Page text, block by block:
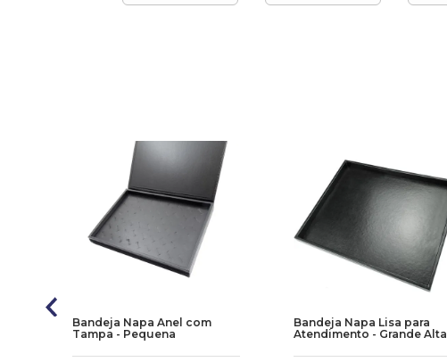
Bandeja Napa Anel com
Tampa - Pequena
Bandeja Napa Lisa para
Atendimento - Grande Alta